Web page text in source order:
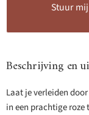
Stuur
Beschrijving en
Laat je verleiden
in een prachtige